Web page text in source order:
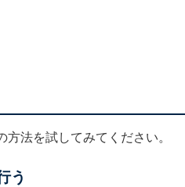
法を試してみてください。
う